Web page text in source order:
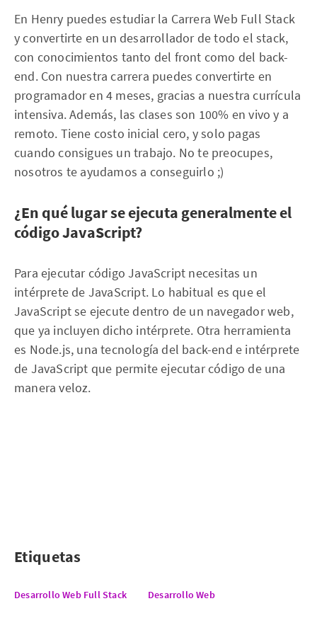
En Henry puedes estudiar la Carrera Web Full Stack
y convertirte en un desarrollador de todo el stack,
con conocimientos tanto del front como del back-
end. Con nuestra carrera puedes convertirte en
programador en 4 meses, gracias a nuestra currícula
intensiva. Además, las clases son 100% en vivo y a
remoto. Tiene costo inicial cero, y solo pagas
cuando consigues un trabajo. No te preocupes,
nosotros te ayudamos a conseguirlo ;)
¿En qué lugar se ejecuta generalmente el
código JavaScript?
Para ejecutar código JavaScript necesitas un
intérprete de JavaScript. Lo habitual es que el
JavaScript se ejecute dentro de un navegador web,
que ya incluyen dicho intérprete. Otra herramienta
es Node.js, una tecnología del back-end e intérprete
de JavaScript que permite ejecutar código de una
manera veloz.
Etiquetas
Desarrollo Web Full Stack Desarrollo Web